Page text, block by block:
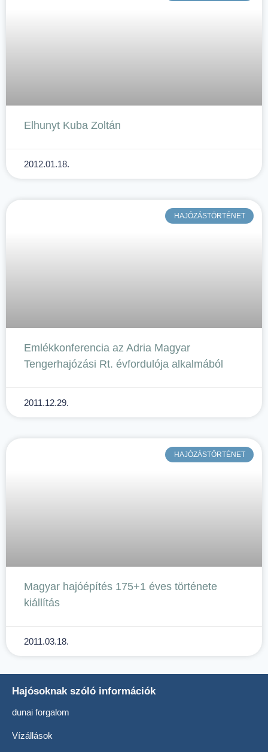
Elhunyt Kuba Zoltán
2012.01.18.
HAJÓZÁSTÖRTÉNET
Emlékkonferencia az Adria Magyar
Tengerhajózási Rt. évfordulója alkalmából
2011.12.29.
HAJÓZÁSTÖRTÉNET
Magyar hajóépítés 175+1 éves története
kiállítás
2011.03.18.
Hajósoknak szóló információk
dunai forgalom
Vízállások